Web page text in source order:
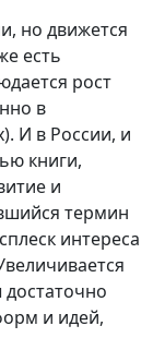
но движется
есть
рост
в
И в России, и
книги,
и
термин
интереса
и идей,